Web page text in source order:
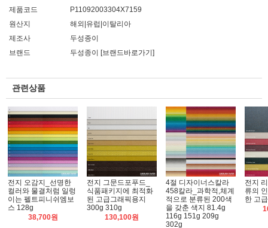
제품코드
P11092003304X7159
원산지
해외|유럽|이탈리아
제조사
두성종이
브랜드
두성종이 [브랜드바로가기]
관련상품
전지 오감지_선명한
컬러와 물결처럼 일렁
이는 펠트피니쉬엠보
스 128g
38,700원
전지 그문드포푸드_
식품패키지에 최적화
된 고급그래픽용지
300g 310g
130,100원
4절 디자이너스칼라
458칼라_과학적,체계
적으로 분류된 200색
을 갖춘 색지 81.4g
116g 151g 209g
302g
전지
류의
한 고